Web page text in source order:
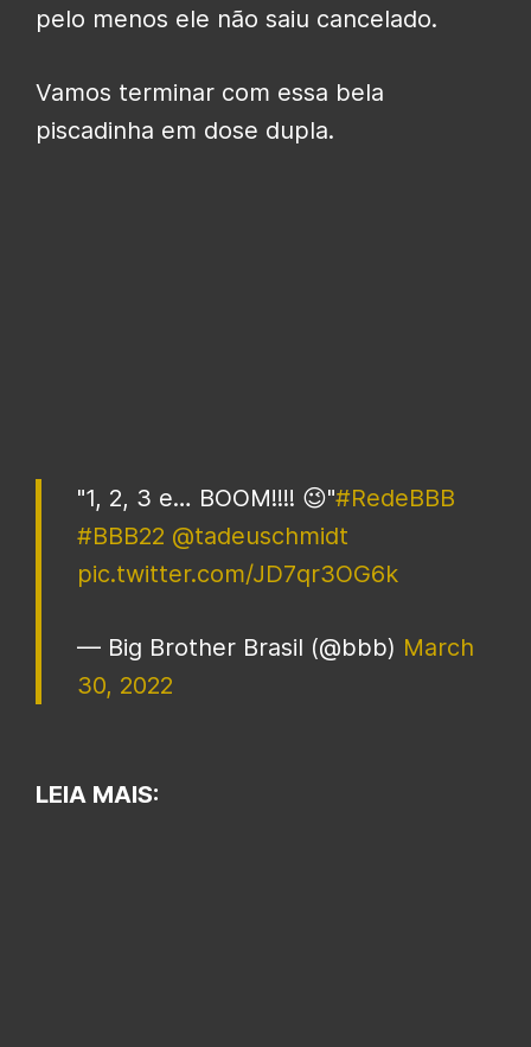
pelo menos ele não saiu cancelado.
Vamos terminar com essa bela
piscadinha em dose dupla.
"1, 2, 3 e… BOOM!!!! 😉"#RedeBBB
#BBB22 @tadeuschmidt
pic.twitter.com/JD7qr3OG6k
— Big Brother Brasil (@bbb) March
30, 2022
LEIA MAIS: